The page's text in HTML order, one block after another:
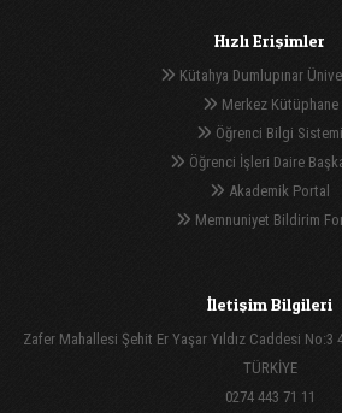
Hızlı Erişimler
Kütahya Dumlupınar
Merkez Kütüphane
Öğrenci Bilgi Sistemi
Öğrenci İşleri Daire
Akademik Portal
Memnuniyet Bildirim
İletişim Bilgileri
Zafer Mahallesi Şehit Er Yaşar Yıldız Caddesi No:3
TÜRKİYE
0274 443 71 11